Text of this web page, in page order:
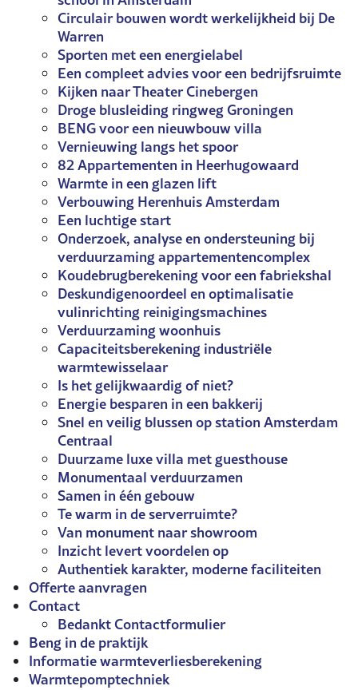
Circulair bouwen wordt werkelijkheid bij De
Warren
Sporten met een energielabel
Een compleet advies voor een bedrijfsruimte
Kijken naar Theater Cinebergen
Droge blusleiding ringweg Groningen
BENG voor een nieuwbouw villa
Vernieuwing langs het spoor
82 Appartementen in Heerhugowaard
Warmte in een glazen lift
Verbouwing Herenhuis Amsterdam
Een luchtige start
Onderzoek, analyse en ondersteuning bij
verduurzaming appartementencomplex
Koudebrugberekening voor een fabriekshal
Deskundigenoordeel en optimalisatie
vulinrichting reinigingsmachines
Verduurzaming woonhuis
Capaciteitsberekening industriële
warmtewisselaar
Is het gelijkwaardig of niet?
Energie besparen in een bakkerij
Snel en veilig blussen op station Amsterdam
Centraal
Duurzame luxe villa met guesthouse
Monumentaal verduurzamen
Samen in één gebouw
Te warm in de serverruimte?
Van monument naar showroom
Inzicht levert voordelen op
Authentiek karakter, moderne faciliteiten
Offerte aanvragen
Contact
Bedankt Contactformulier
Beng in de praktijk
Informatie warmteverliesberekening
Warmtepomptechniek